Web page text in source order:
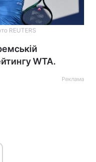
REUTERS
WTA.
Реклама